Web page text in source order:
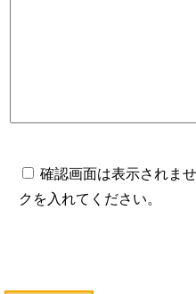
確認画面は表示されま
クを入れてください。